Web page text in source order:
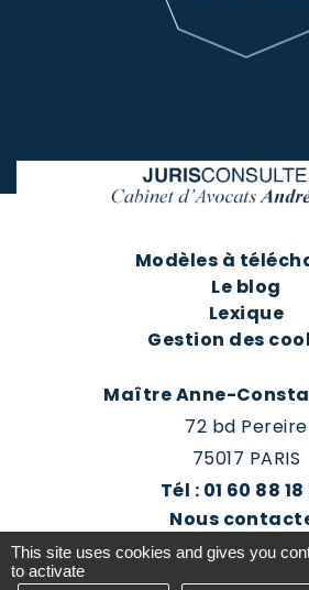
Modèles à
Le blog
Lexique
Gestion des
Maître Anne-
72 bd Pereire
75017 PARIS
Tél : 01 60 88
Nous
Prendre rendez-
This site uses cookies and gives you
to activate